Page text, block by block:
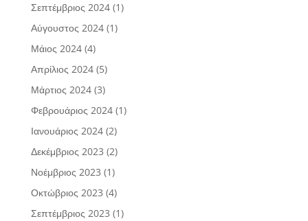
Σεπτέμβριος 2024(1)
Αύγουστος 2024(1)
Μάιος 2024(4)
Απρίλιος 2024(5)
Μάρτιος 2024(3)
Φεβρουάριος 2024(1)
Ιανουάριος 2024(2)
Δεκέμβριος 2023 (2)
Νοέμβριος 2023 (1)
Οκτώβριος 2023 (4)
Σεπτέμβριος 2023 (1)